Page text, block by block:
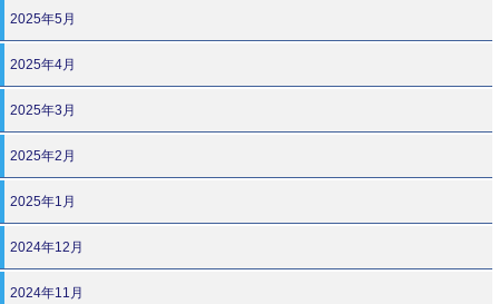
2025年5月
2025年4月
2025年3月
2025年2月
2025年1月
2024年12月
2024年11月